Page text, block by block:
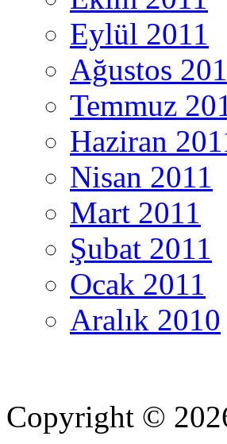
Eylül 2011
Ağustos
Temmuz
Haziran
Nisan 2011
Mart 2011
Şubat 2011
Ocak 2011
Aralık 2010
Copyright ©